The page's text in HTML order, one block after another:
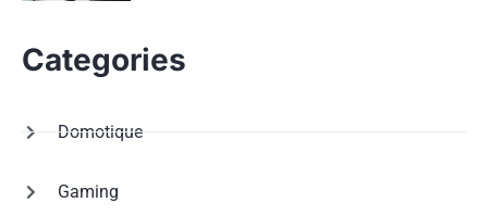
Categories
Domotique
Gaming